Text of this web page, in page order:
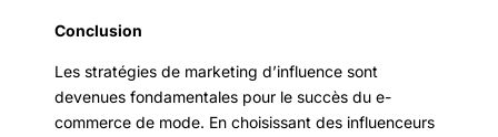
Conclusion
Les stratégies de marketing d’influence sont
devenues fondamentales pour le succès du e-
commerce de mode. En choisissant des influenceurs